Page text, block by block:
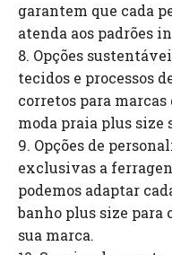
garantem que cada
atenda aos padrões
8. Opções
tecidos e processos
corretos para
moda praia plus size
9. Opções de
exclusivas a
podemos adaptar
banho plus size para
sua marca.